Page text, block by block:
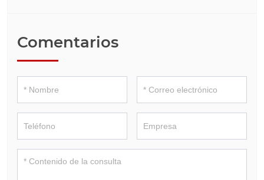
Comentarios